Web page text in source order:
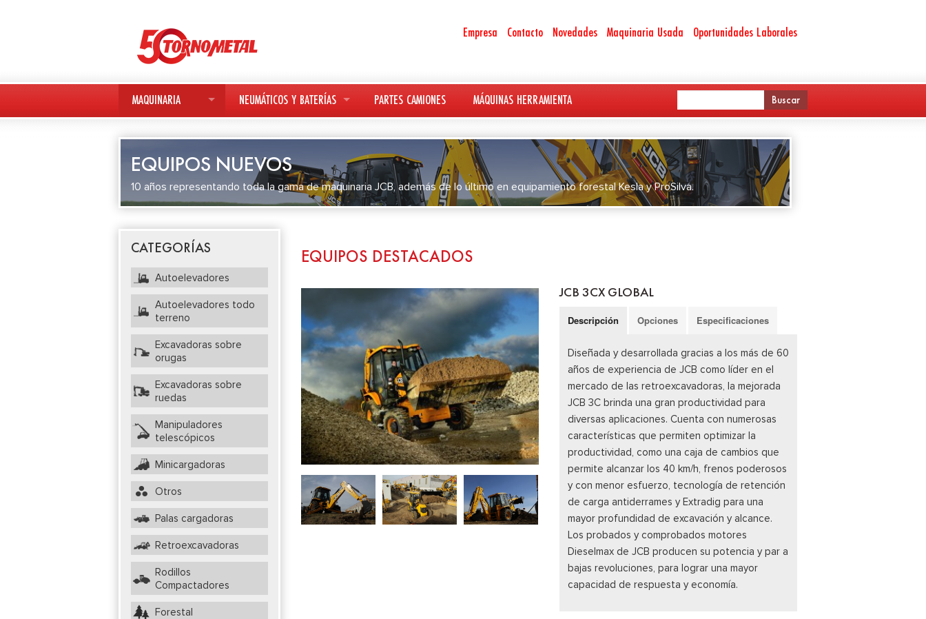
Empresa Contacto Novedades Maquinaria Usada Oportunidades Laborales
MAQUINARIA
MAQUINARIA NUEVA
MAQUINARIA USADA
DEUTZ-FAHR
AVANT
KESLA
NEUMÁTICOS Y BATERÍAS
NEUMÁTICOS
BATERÍAS
PARTES CAMIONES MÁQUINAS HERRAMIENTA
EQUIPOS NUEVOS
10 años representando toda la gama de maquinaria JCB, además de lo último en equipamiento forestal Kesla y ProSilva.
EQUIPOS DESTACADOS
JCB 3CX GLOBAL
Descripción Opciones Especificaciones
Diseñada y desarrollada gracias a los más de 60
años de experiencia de JCB como líder en el
mercado de las retroexcavadoras, la mejorada
JCB 3C brinda una gran productividad para
diversas aplicaciones. Cuenta con numerosas
características que permiten optimizar la
productividad, como una caja de cambios que
permite alcanzar los 40 km/h, frenos poderosos
y con menor esfuerzo, tecnología de retención
de carga antiderrames y Extradig para una
mayor profundidad de excavación y alcance.
Los probados y comprobados motores
Dieselmax de JCB producen su potencia y par a
bajas revoluciones, para lograr una mayor
capacidad de respuesta y economía.
CATEGORÍAS
Autoelevadores
Autoelevadores todo
terreno
Excavadoras sobre
orugas
Excavadoras sobre
ruedas
Manipuladores
telescópicos
Minicargadoras
Otros
Palas cargadoras
Retroexcavadoras
Rodillos
Compactadores
Forestal